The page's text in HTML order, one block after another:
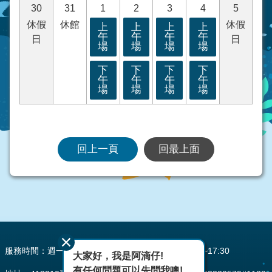
30
休假
日
31
休館
1
上
午
場
下
午
場
2
上
午
場
下
午
場
3
上
午
場
下
午
場
4
上
午
場
下
午
場
5
休假
日
回上一頁 回最上面
服務時間：週一至週五 AM08:00~12:00 PM13:30~17:30
大家好，我是阿滴仔!